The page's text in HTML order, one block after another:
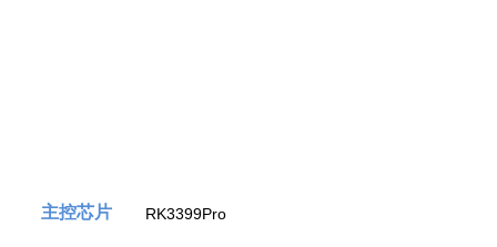
主控芯片 RK3399Pro